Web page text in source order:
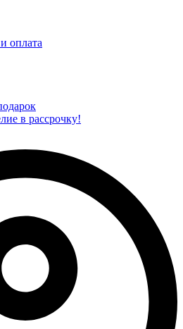
оплата
в рассрочку!